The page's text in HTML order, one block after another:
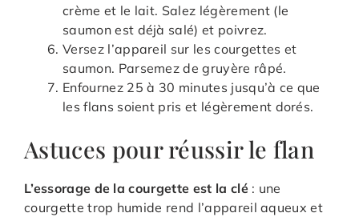
crème et le lait. Salez légèrement (le
saumon est déjà salé) et poivrez.
Versez l’appareil sur les courgettes et
saumon. Parsemez de gruyère râpé.
Enfournez 25 à 30 minutes jusqu’à ce que
les flans soient pris et légèrement dorés.
Astuces pour réussir le flan
L’essorage de la courgette est la clé: une
courgette trop humide rend l’appareil aqueux et